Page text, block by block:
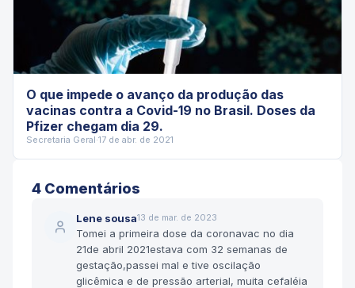
O que impede o avanço da produção das
vacinas contra a Covid-19 no Brasil. Doses da
Pfizer chegam dia 29.
Secretaria Geral·17 de abr. de 2021
4 Comentários
Lene sousa13 de mar. de 2023
Tomei a primeira dose da coronavac no dia
21de abril 2021estava com 32 semanas de
gestação,passei mal e tive oscilação
glicêmica e de pressão arterial, muita cefaléia